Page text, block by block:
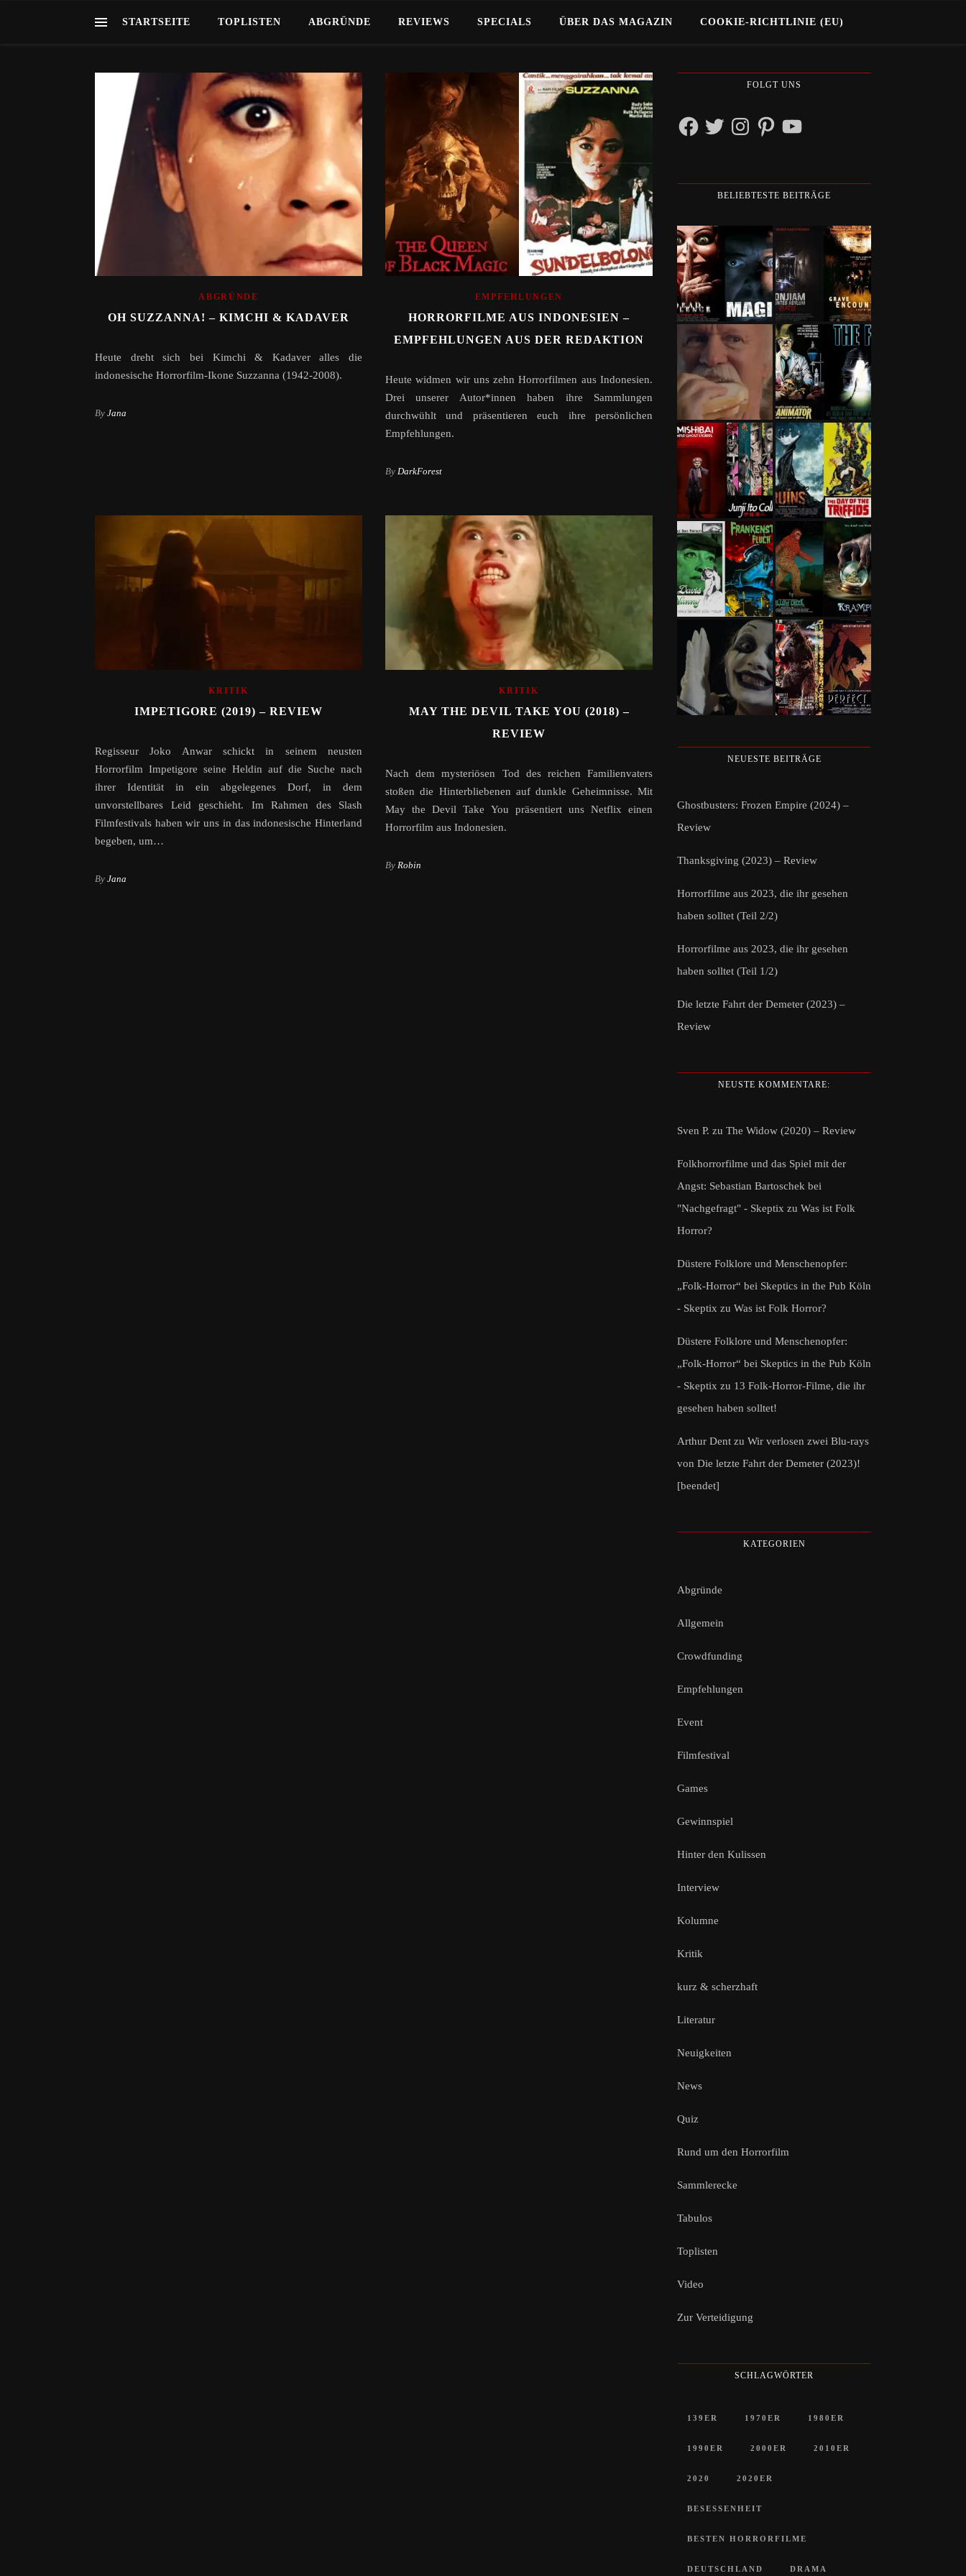
STARTSEITE TOPLISTEN ABGRÜNDE REVIEWS SPECIALS ÜBER DAS MAGAZIN COOKIE-RICHTLINIE (EU)
ABGRÜNDE
OH SUZZANNA! – KIMCHI & KADAVER
Heute dreht sich bei Kimchi & Kadaver alles die
indonesische Horrorfilm-Ikone Suzzanna (1942-2008).
By Jana
EMPFEHLUNGEN
HORRORFILME AUS INDONESIEN –
EMPFEHLUNGEN AUS DER REDAKTION
Heute widmen wir uns zehn Horrorfilmen aus Indonesien.
Drei unserer Autor*innen haben ihre Sammlungen
durchwühlt und präsentieren euch ihre persönlichen
Empfehlungen.
By DarkForest
KRITIK
IMPETIGORE (2019) – REVIEW
Regisseur Joko Anwar schickt in seinem neusten
Horrorfilm Impetigore seine Heldin auf die Suche nach
ihrer Identität in ein abgelegenes Dorf, in dem
unvorstellbares Leid geschieht. Im Rahmen des Slash
Filmfestivals haben wir uns in das indonesische Hinterland
begeben, um…
By Jana
KRITIK
MAY THE DEVIL TAKE YOU (2018) –
REVIEW
Nach dem mysteriösen Tod des reichen Familienvaters
stoßen die Hinterbliebenen auf dunkle Geheimnisse. Mit
May the Devil Take You präsentiert uns Netflix einen
Horrorfilm aus Indonesien.
By Robin
FOLGT UNS
FacebookTwitterInstagramPinterestYouTube
BELIEBTESTE BEITRÄGE
NEUESTE BEITRÄGE
Ghostbusters: Frozen Empire (2024) –
Review
Thanksgiving (2023) – Review
Horrorfilme aus 2023, die ihr gesehen
haben solltet (Teil 2/2)
Horrorfilme aus 2023, die ihr gesehen
haben solltet (Teil 1/2)
Die letzte Fahrt der Demeter (2023) –
Review
NEUSTE KOMMENTARE:
Sven P. zu The Widow (2020) – Review
Folkhorrorfilme und das Spiel mit der
Angst: Sebastian Bartoschek bei
"Nachgefragt" - Skeptix zu Was ist Folk
Horror?
Düstere Folklore und Menschenopfer:
„Folk-Horror“ bei Skeptics in the Pub Köln
- Skeptix zu Was ist Folk Horror?
Düstere Folklore und Menschenopfer:
„Folk-Horror“ bei Skeptics in the Pub Köln
- Skeptix zu 13 Folk-Horror-Filme, die ihr
gesehen haben solltet!
Arthur Dent zu Wir verlosen zwei Blu-rays
von Die letzte Fahrt der Demeter (2023)!
[beendet]
KATEGORIEN
Abgründe
Allgemein
Crowdfunding
Empfehlungen
Event
Filmfestival
Games
Gewinnspiel
Hinter den Kulissen
Interview
Kolumne
Kritik
kurz & scherzhaft
Literatur
Neuigkeiten
News
Quiz
Rund um den Horrorfilm
Sammlerecke
Tabulos
Toplisten
Video
Zur Verteidigung
SCHLAGWÖRTER
139ER 1970ER 1980ER
1990ER 2000ER 2010ER
2020 2020ER
BESESSENHEIT
BESTEN HORRORFILME
DEUTSCHLAND DRAMA